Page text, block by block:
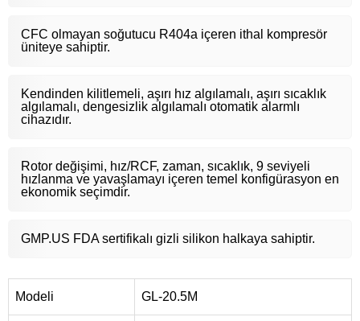
CFC olmayan soğutucu R404a içeren ithal kompresör
üniteye sahiptir.
Kendinden kilitlemeli, aşırı hız algılamalı, aşırı sıcaklık
algılamalı, dengesizlik algılamalı otomatik alarmlı
cihazıdır.
Rotor değişimi, hız/RCF, zaman, sıcaklık, 9 seviyeli
hızlanma ve yavaşlamayı içeren temel konfigürasyon en
ekonomik seçimdir.
GMP.US FDA sertifikalı gizli silikon halkaya sahiptir.
Modeli GL-20.5M